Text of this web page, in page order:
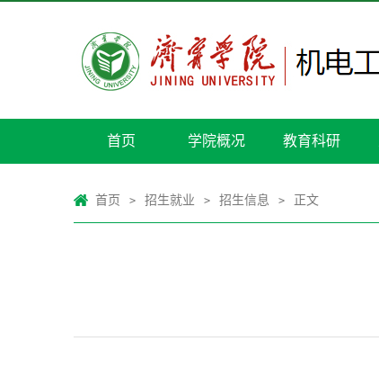
首页 学院概况 教育科研
首页 > 招生就业 > 招生信息 > 正文